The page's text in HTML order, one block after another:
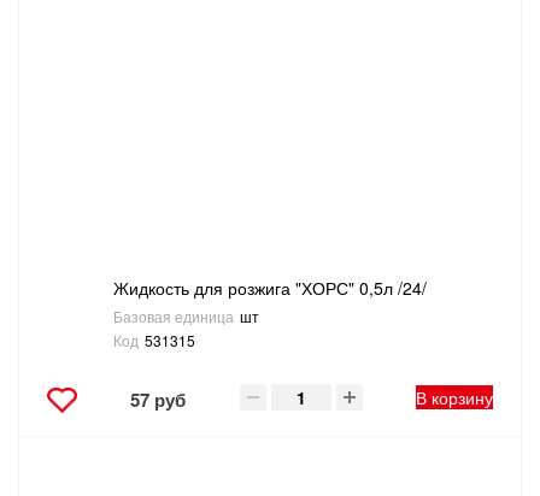
Жидкость для розжига "ХОРС" 0,5л /24/
Базовая единица шт
Код 531315
57 руб В корзину